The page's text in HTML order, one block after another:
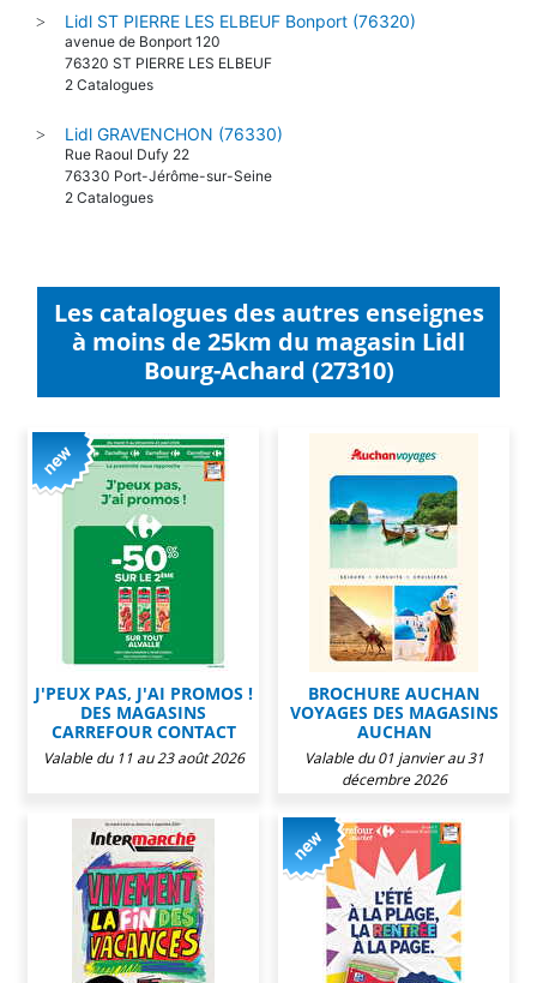
> Lidl ST PIERRE LES ELBEUF Bonport (76320)
avenue de Bonport 120
76320 ST PIERRE LES ELBEUF
2 Catalogues
> Lidl GRAVENCHON (76330)
Rue Raoul Dufy 22
76330 Port-Jérôme-sur-Seine
2 Catalogues
Les catalogues des autres enseignes
à moins de 25km du magasin Lidl
Bourg-Achard (27310)
J'PEUX PAS, J'AI PROMOS !
DES MAGASINS
CARREFOUR CONTACT
Valable du 11 au 23 août 2026
BROCHURE AUCHAN
VOYAGES DES MAGASINS
AUCHAN
Valable du 01 janvier au 31
décembre 2026